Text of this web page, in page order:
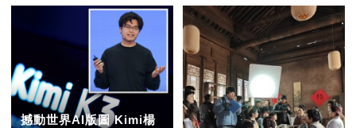
撼動世界AI版圖 Kimi楊